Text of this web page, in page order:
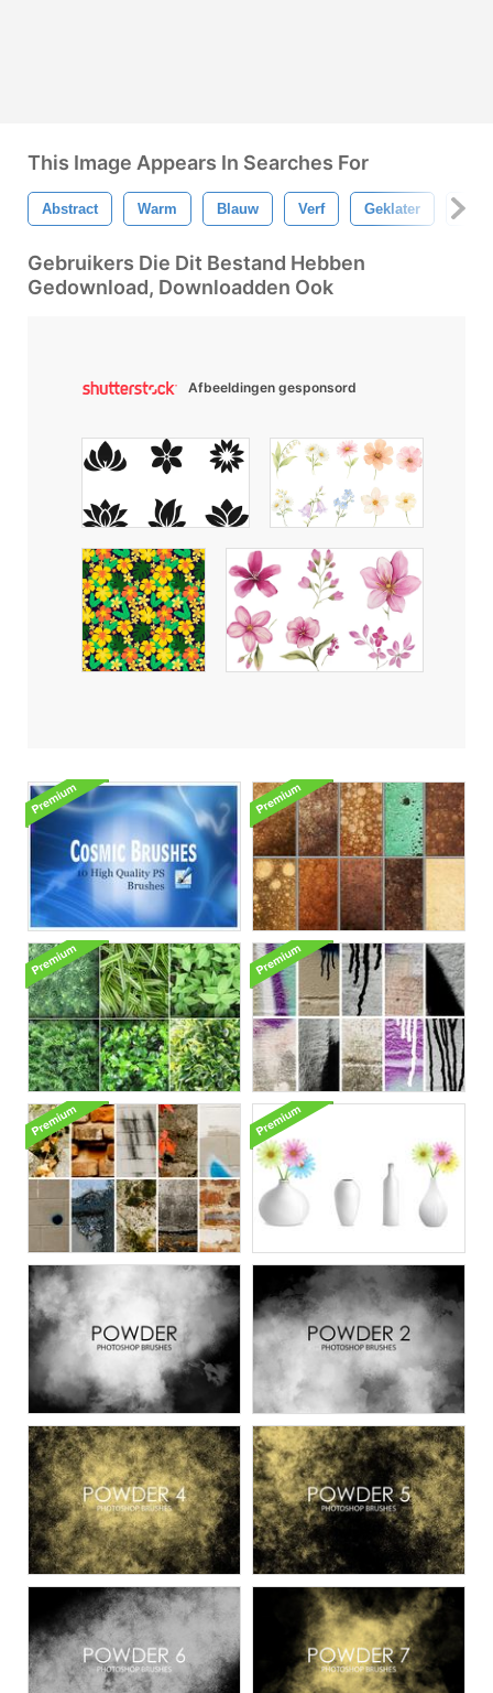
This Image Appears In Searches For
Abstract Warm Blauw Verf Geklater
Gebruikers Die Dit Bestand Hebben
Gedownload, Downloadden Ook
Afbeeldingen gesponsord